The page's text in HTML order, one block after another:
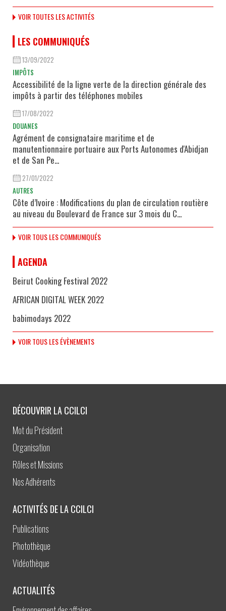
VOIR TOUTES LES ACTIVITÉS
LES COMMUNIQUÉS
13/09/2022
IMPÔTS
Accessibilité de la ligne verte de la direction générale des
impôts à partir des téléphones mobiles
17/08/2022
DOUANES
Agrément de consignataire maritime et de
manutentionnaire portuaire aux Ports Autonomes d'Abidjan
et de San Pe...
27/01/2022
AUTRES
Côte d’Ivoire : Modifications du plan de circulation routière
au niveau du Boulevard de France sur 3 mois du C...
VOIR TOUS LES COMMUNIQUÉS
AGENDA
Beirut Cooking Festival 2022
AFRICAN DIGITAL WEEK 2022
babimodays 2022
VOIR TOUS LES ÉVÈNEMENTS
DÉCOUVRIR LA CCILCI
Mot du Président
Organisation
Rôles et Missions
Nos Adhérents
ACTIVITÉS DE LA CCILCI
Publications
Photothèque
Vidéothèque
ACTUALITÉS